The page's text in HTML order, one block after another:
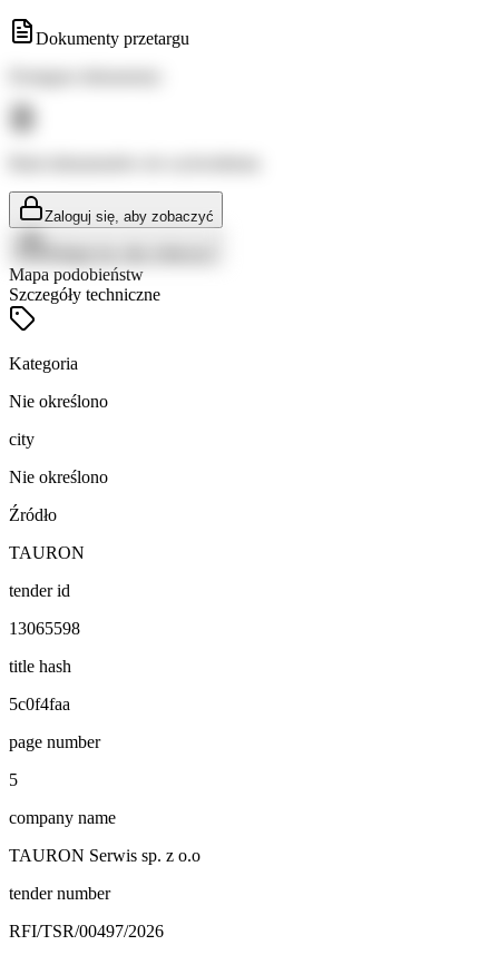
Dokumenty przetargu
Zaloguj się, aby zobaczyć
Mapa podobieństw
Szczegóły techniczne
Kategoria
Nie określono
city
Nie określono
Źródło
TAURON
tender id
13065598
title hash
5c0f4faa
page number
5
company name
TAURON Serwis sp. z o.o
tender number
RFI/TSR/00497/2026